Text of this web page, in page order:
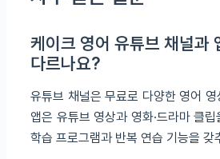
케이크 영어 유튜브 채널과
다르나요?
유튜브 채널은 무료로 다양한 영어 영
앱은 유튜브 영상과 영화·드라마 클
학습 프로그램과 반복 연습 기능을 갖